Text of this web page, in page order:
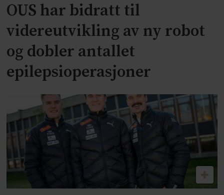
OUS har bidratt til
videreutvikling av ny robot
og dobler antallet
epilepsioperasjoner